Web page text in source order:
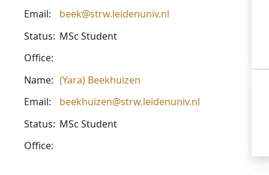
Email:
beek@strw.leidenuniv.nl
Status: MSc Student
Office:
Name: (Yara) Beekhuizen
Email:
beekhuizen@strw.leidenuniv.nl
Status: MSc Student
Office: